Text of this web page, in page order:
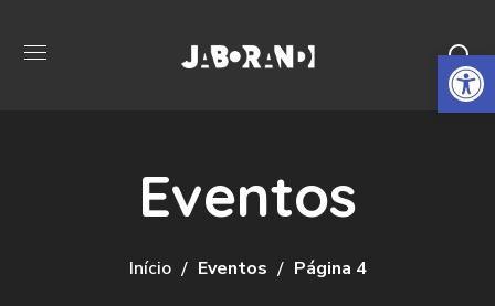
Eventos
Início Eventos Página 4